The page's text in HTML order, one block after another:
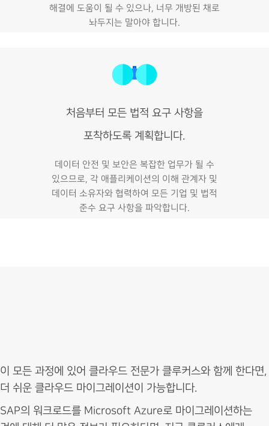
해결에 도움이 될 수 있으나, 너무 개방된 채로
놔두지는 말아야 합니다.
처음부터 모든 법적 요구 사항을
포착하도록 계획합니다.
데이터 안전 및 보안은 복잡한 업무가 될 수
있으므로, 각 애플리케이션의 이해 관계자 및
데이터 소유자와 협력하여 모든 기업 및 법적
준수 요구 사항을 파악합니다.
이 모든 과정에 있어 클라우드 전문가 클루커스와 함께 한다면,
더 쉬운 클라우드 마이그레이션이 가능합니다.
SAP의 워크로드를 Microsoft Azure로 마이그레이션하는